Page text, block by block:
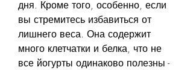
дня. Кроме того, особенно, если
вы стремитесь избавиться от
лишнего веса. Она содержит
много клетчатки и белка, что не
все йогурты одинаково полезны -